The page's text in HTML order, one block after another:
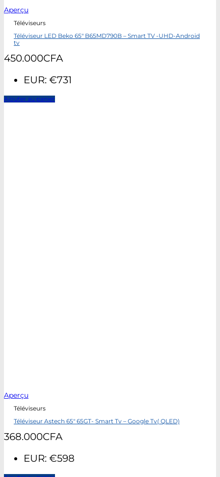
Aperçu
Téléviseurs
Téléviseur LED Beko 65″ B65MD790B – Smart TV -UHD-Android
tv
450.000CFA
EUR: €731
Ajouter au panier
Aperçu
Téléviseurs
Téléviseur Astech 65″ 65GT- Smart Tv – Google Tv( QLED)
368.000CFA
EUR: €598